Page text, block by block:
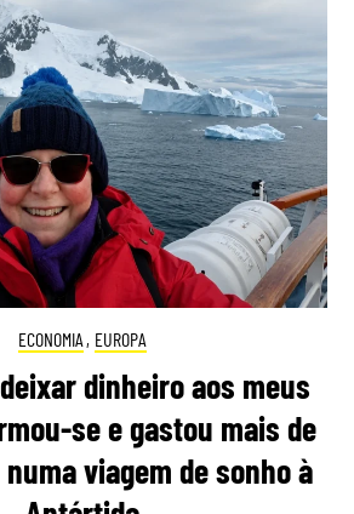
ECONOMIA , EUROPA
dinheiro aos meus
se e gastou mais de
viagem de sonho à